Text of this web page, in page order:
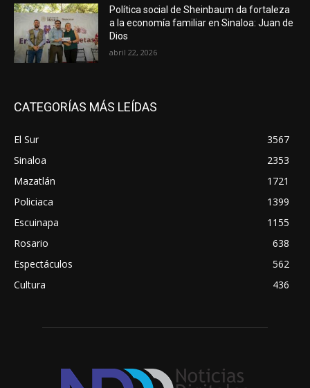
Política social de Sheinbaum da fortaleza
a la economía familiar en Sinaloa: Juan de
Dios
abril 22, 2026
CATEGORÍAS MÁS LEÍDAS
El Sur
3567
Sinaloa
2353
Mazatlán
1721
Policiaca
1399
Escuinapa
1155
Rosario
638
Espectáculos
562
Cultura
436